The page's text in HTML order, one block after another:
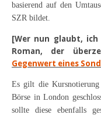
basierend auf den
SZR bildet.
[Wer nun glaubt, ich
Roman, der
Gegenwert eines
Es gilt die
Börse in London
sollte diese ebenfalls